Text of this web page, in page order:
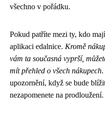
všechno v pořádku.
Pokud patříte mezi ty, kdo
aplikaci edalnice. Kromě
vám ta současná vyprší,
mít přehled o všech nákupech
upozornění, když se bude
nezapomenete na prodloužení.